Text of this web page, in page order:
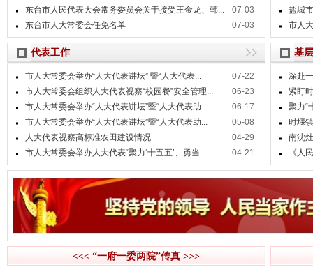
07-03
东台市人民代表大会常务委员会关于接受王金龙、韩...
07-03
东台市人大常委会任免名单
盐城
市人
代表工作
07-22
市人大常委会举办“人大代表讲坛” 暨“人大代表...
06-23
市人大常委会组织人大代表视察“校园餐”安全管理...
06-17
市人大常委会举办“人大代表讲坛”暨“人大代表助...
05-08
市人大常委会举办“人大代表讲坛”暨“人大代表助...
04-29
人大代表视察高标准农田建设情况
04-21
市人大常委会举办人大代表“聚力‘十五五’、勇当...
基
深赴
紧盯
聚力“
时堰
南沈
《人
<<< “一府一委两院”传真 >>>